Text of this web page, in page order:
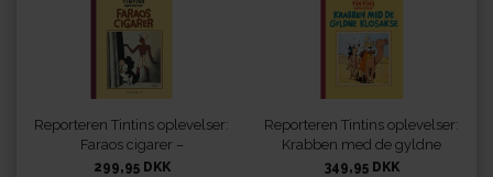
Reporteren Tintins oplevelser:
Faraos cigarer –
fundamentalistisk
299,95 DKK
Reporteren Tintins oplevelser:
Krabben med de gyldne
klosakse – fundamentalistisk
349,95 DKK